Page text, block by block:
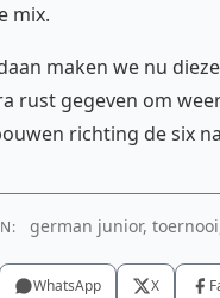
mix.
maken we nu
rust gegeven om
richting de six
german junior,
WhatsApp X